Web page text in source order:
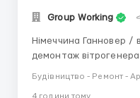
Group Working
Німеччина Ганновер /
демонтаж
продуктивності)
Будівництво - Ремонт -